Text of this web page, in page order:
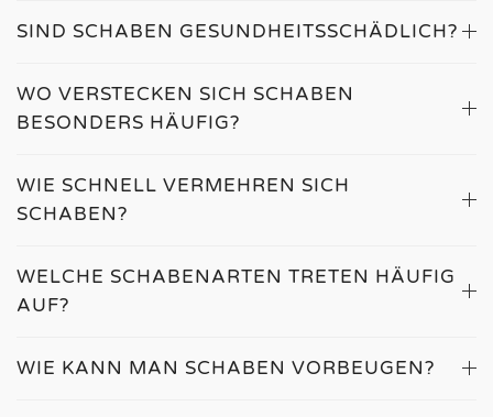
SIND SCHABEN GESUNDHEITSSCHÄDLICH?
WO VERSTECKEN SICH SCHABEN
BESONDERS HÄUFIG?
WIE SCHNELL VERMEHREN SICH
SCHABEN?
WELCHE SCHABENARTEN TRETEN HÄUFIG
AUF?
WIE KANN MAN SCHABEN VORBEUGEN?